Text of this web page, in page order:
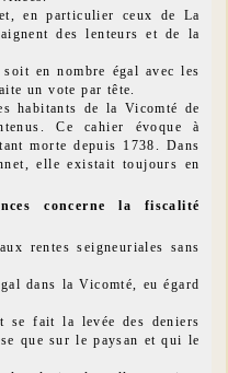
en particulier ceux de La
des lenteurs et de la
en nombre égal avec les
un vote par tête.
de la Vicomté de
Ce cahier évoque à
morte depuis 1738. Dans
elle existait toujours en
concerne la fiscalité
rentes seigneuriales sans
dans la Vicomté, eu égard
fait la levée des deniers
que sur le paysan et qui le